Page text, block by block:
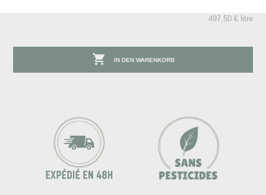
497,50 € litre
 IN DEN WARENKORB